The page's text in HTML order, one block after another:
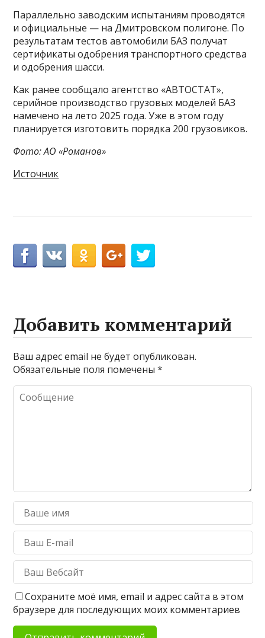
Параллельно заводским испытаниям проводятся
и официальные — на Дмитровском полигоне. По
результатам тестов автомобили БАЗ получат
сертификаты одобрения транспортного средства
и одобрения шасси.
Как ранее сообщало агентство «АВТОСТАТ»,
серийное производство грузовых моделей БАЗ
намечено на лето 2025 года. Уже в этом году
планируется изготовить порядка 200 грузовиков.
Фото: АО «Романов»
Источник
Добавить комментарий
Ваш адрес email не будет опубликован.
Обязательные поля помечены*
Сохраните моё имя, email и адрес сайта в этом
браузере для последующих моих комментариев